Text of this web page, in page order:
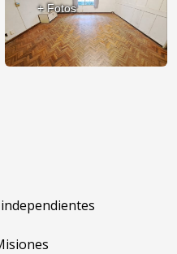
+ Fotos